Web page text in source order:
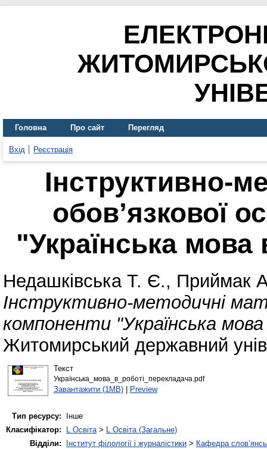
Головна Про сайт Перегляд
Вхід Реєстрація
Інструктивно-
обов’язкової
"Українська мова
Недашківська Т. Є., Приймак
Інструктивно-методичні
компоненти "Українська
Житомирський державний
Текст
Українська_мова_в_роботі_перекладача.pdf
Завантажити (1MB)| Preview
Тип ресурсу:
Інше
Класифікатор:
L Освіта> L Освіта (Загальне)
Відділи:
Інститут філології і журналістики > Кафедра